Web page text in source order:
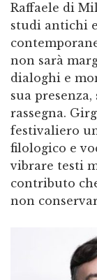
Raffaele di
studi antichi
non sarà
dialoghi e
sua
rassegna.
festivaliero
filologico e
vibrare testi
contributo
non